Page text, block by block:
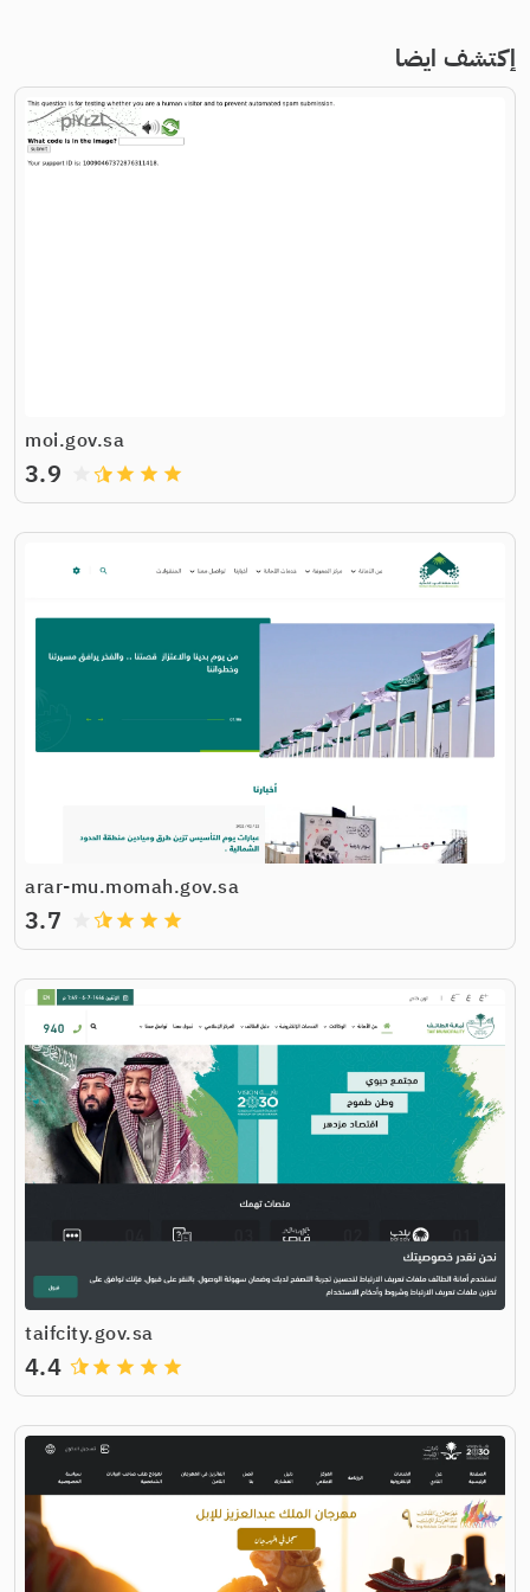
إكتشف ايضا
moi.gov.sa
grade
grade
grade
3.9
arar-mu.momah.gov.sa
grade
grade
grade
3.7
taifcity.gov.sa
grade
grade
grade
grade
4.4